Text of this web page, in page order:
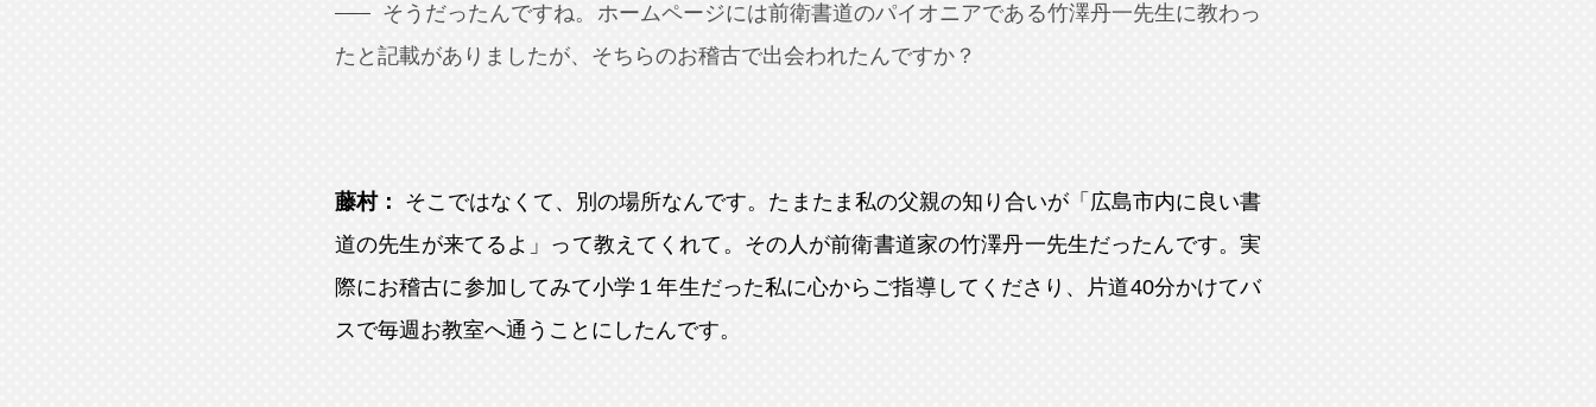
そうだったんですね。ホームページには前衛書道のパイオニアである竹澤丹一先生に教わっ
たと記載がありましたが、そちらのお稽古で出会われたんですか？
藤村：
そこではなくて、別の場所なんです。たまたま私の父親の知り合いが「広島市内に良い書
道の先生が来てるよ」って教えてくれて。その人が前衛書道家の竹澤丹一先生だったんです。実
際にお稽古に参加してみて小学１年生だった私に心からご指導してくださり、片道40分かけてバ
スで毎週お教室へ通うことにしたんです。